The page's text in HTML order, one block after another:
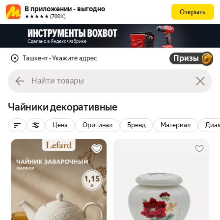
В приложении - выгодно
★★★★★ (700К)
Открыть
Ташкент • Укажите адрес Призы
Чайники декоративные
Цена Оригинал Бренд Материал